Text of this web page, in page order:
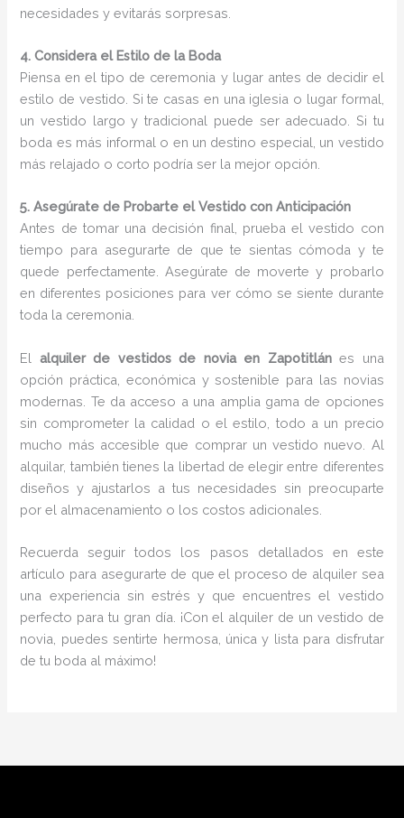
necesidades y evitarás sorpresas.
4. Considera el Estilo de la Boda
Piensa en el tipo de ceremonia y lugar antes de decidir el
estilo de vestido. Si te casas en una iglesia o lugar formal,
un vestido largo y tradicional puede ser adecuado. Si tu
boda es más informal o en un destino especial, un vestido
más relajado o corto podría ser la mejor opción.
5. Asegúrate de Probarte el Vestido con Anticipación
Antes de tomar una decisión final, prueba el vestido con
tiempo para asegurarte de que te sientas cómoda y te
quede perfectamente. Asegúrate de moverte y probarlo
en diferentes posiciones para ver cómo se siente durante
toda la ceremonia.
El alquiler de vestidos de novia en Zapotitlánes una
opción práctica, económica y sostenible para las novias
modernas. Te da acceso a una amplia gama de opciones
sin comprometer la calidad o el estilo, todo a un precio
mucho más accesible que comprar un vestido nuevo. Al
alquilar, también tienes la libertad de elegir entre diferentes
diseños y ajustarlos a tus necesidades sin preocuparte
por el almacenamiento o los costos adicionales.
Recuerda seguir todos los pasos detallados en este
artículo para asegurarte de que el proceso de alquiler sea
una experiencia sin estrés y que encuentres el vestido
perfecto para tu gran día. ¡Con el alquiler de un vestido de
novia, puedes sentirte hermosa, única y lista para disfrutar
de tu boda al máximo!